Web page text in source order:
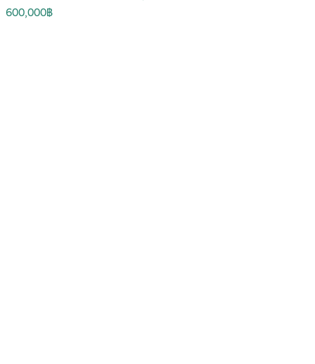
600,000฿